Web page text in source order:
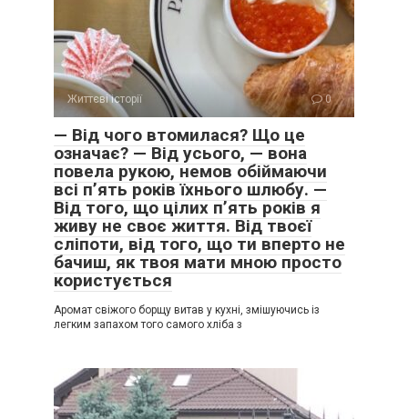
Життєві історії 0
— Від чого втомилася? Що це
означає? — Від усього, — вона
повела рукою, немов обіймаючи
всі п’ять років їхнього шлюбу. —
Від того, що цілих п’ять років я
живу не своє життя. Від твоєї
сліпоти, від того, що ти вперто не
бачиш, як твоя мати мною просто
користується
Аромат свіжого борщу витав у кухні, змішуючись із
легким запахом того самого хліба з